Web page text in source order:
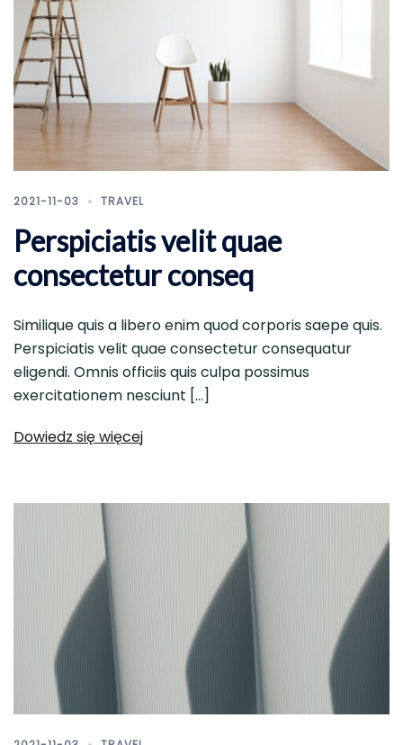
2021-11-03 TRAVEL
Perspiciatis velit quae
consectetur conseq
Similique quis a libero enim quod corporis saepe quis.
Perspiciatis velit quae consectetur consequatur
eligendi. Omnis officiis quis culpa possimus
exercitationem nesciunt […]
Dowiedz się więcej